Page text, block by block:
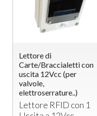
Lettore di
Carte/Braccialetti con
uscita 12Vcc (per
valvole,
elettroserrature..)
Lettore RFID con 1